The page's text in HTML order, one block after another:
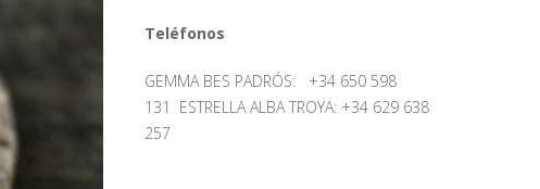
Teléfonos
GEMMA BES PADRÓS: +34 650 598
131 ESTRELLA ALBA TROYA: +34 629 638
257